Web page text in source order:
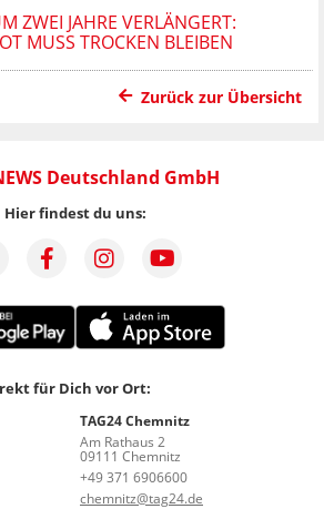
ZWEI JAHRE VERLÄNGERT:
MUSS TROCKEN BLEIBEN
Zurück zur Übersicht
Deutschland GmbH
Hier findest du uns:
für Dich vor Ort:
TAG24 Chemnitz
Am Rathaus 2
09111 Chemnitz
+49 371 6906600
chemnitz@tag24.de